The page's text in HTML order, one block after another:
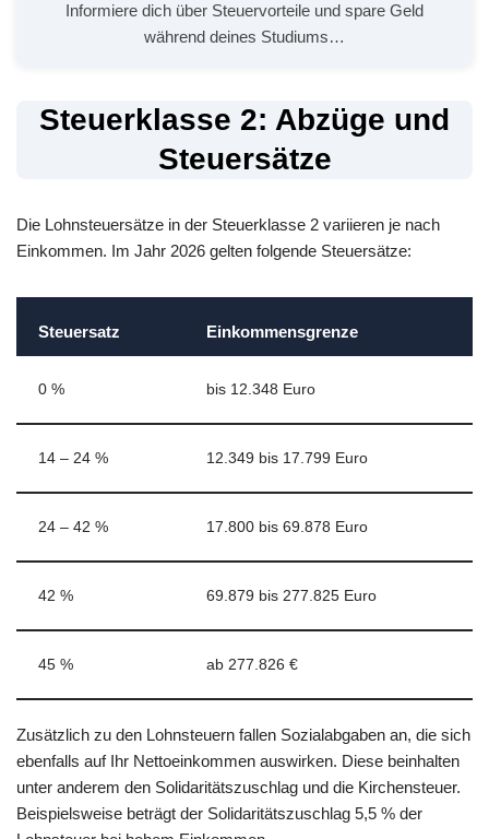
Informiere dich über Steuervorteile und spare Geld
während deines Studiums…
Steuerklasse 2: Abzüge und
Steuersätze
Die Lohnsteuersätze in der Steuerklasse 2 variieren je nach
Einkommen. Im Jahr 2026 gelten folgende Steuersätze:
Steuersatz Einkommensgrenze
0 % bis 12.348 Euro
14 – 24 % 12.349 bis 17.799 Euro
24 – 42 % 17.800 bis 69.878 Euro
42 % 69.879 bis 277.825 Euro
45 % ab 277.826 €
Zusätzlich zu den Lohnsteuern fallen Sozialabgaben an, die sich
ebenfalls auf Ihr Nettoeinkommen auswirken. Diese beinhalten
unter anderem den Solidaritätszuschlag und die Kirchensteuer.
Beispielsweise beträgt der Solidaritätszuschlag 5,5 % der